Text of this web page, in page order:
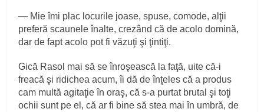
— Mie îmi plac locurile joase, spuse, comode, alţii
preferă scaunele înalte, crezând că de acolo domină,
dar de fapt acolo pot fi văzuţi şi ţintiţi.
Gică Rasol mai să se înroşească la faţă, uite că‑i
freacă şi ridichea acum, îi dă de înţeles că a produs
cam multă agitaţie în oraş, că s‑a purtat brutal şi toţi
ochii sunt pe el, că ar fi bine să stea mai în umbră, de